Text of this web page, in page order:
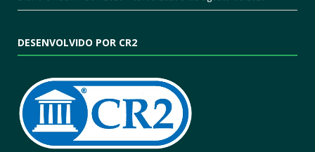
DESENVOLVIDO POR CR2